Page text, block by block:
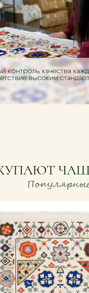
контроль качества
высоким